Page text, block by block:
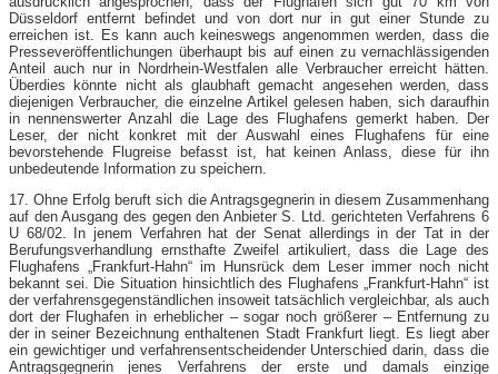
Düsseldorf entfernt befindet und von dort nur in gut einer Stunde zu
erreichen ist. Es kann auch keineswegs angenommen werden, dass die
Presseveröffentlichungen überhaupt bis auf einen zu vernachlässigenden
Anteil auch nur in Nordrhein-Westfalen alle Verbraucher erreicht hätten.
Überdies könnte nicht als glaubhaft gemacht angesehen werden, dass
diejenigen Verbraucher, die einzelne Artikel gelesen haben, sich daraufhin
in nennenswerter Anzahl die Lage des Flughafens gemerkt haben. Der
Leser, der nicht konkret mit der Auswahl eines Flughafens für eine
bevorstehende Flugreise befasst ist, hat keinen Anlass, diese für ihn
unbedeutende Information zu speichern.
17. Ohne Erfolg beruft sich die Antragsgegnerin in diesem Zusammenhang
auf den Ausgang des gegen den Anbieter S. Ltd. gerichteten Verfahrens 6
U 68/02. In jenem Verfahren hat der Senat allerdings in der Tat in der
Berufungsverhandlung ernsthafte Zweifel artikuliert, dass die Lage des
Flughafens „Frankfurt-Hahn“ im Hunsrück dem Leser immer noch nicht
bekannt sei. Die Situation hinsichtlich des Flughafens „Frankfurt-Hahn“ ist
der verfahrensgegenständlichen insoweit tatsächlich vergleichbar, als auch
dort der Flughafen in erheblicher – sogar noch größerer – Entfernung zu
der in seiner Bezeichnung enthaltenen Stadt Frankfurt liegt. Es liegt aber
ein gewichtiger und verfahrensentscheidender Unterschied darin, dass die
Antragsgegnerin jenes Verfahrens der erste und damals einzige